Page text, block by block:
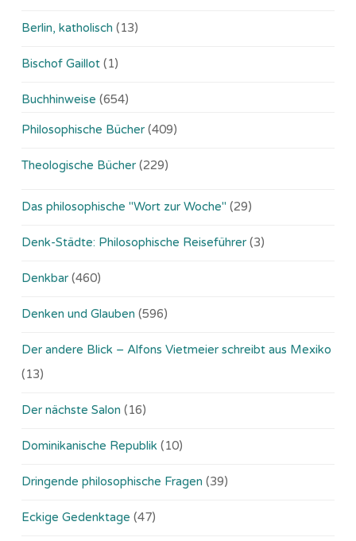
Berlin, katholisch (13)
Bischof Gaillot (1)
Buchhinweise (654)
Philosophische Bücher (409)
Theologische Bücher (229)
Das philosophische "Wort zur Woche" (29)
Denk-Städte: Philosophische Reiseführer (3)
Denkbar (460)
Denken und Glauben (596)
Der andere Blick – Alfons Vietmeier schreibt aus Mexiko
(13)
Der nächste Salon (16)
Dominikanische Republik (10)
Dringende philosophische Fragen (39)
Eckige Gedenktage (47)